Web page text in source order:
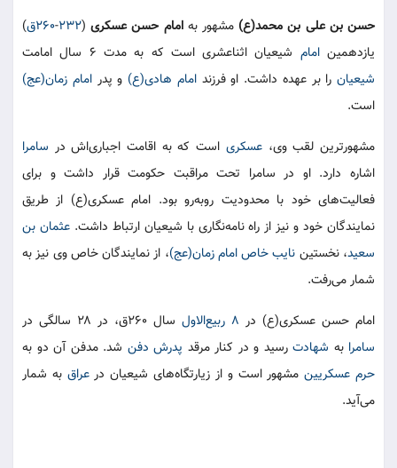
حسن بن علی بن محمد(ع) مشهور بهامام حسن عسکری(۲۳۲-۲۶۰ق )
یازدهمینامام شیعیان اثناعشری است که به مدت ۶ سال امامت
شیعیان را بر عهده داشت. او فرزندامام هادی(ع) و پدرامام زمان(عج)
است.
مشهورترین لقب وی،عسکری است که به اقامت اجباری‌اش در سامرا
اشاره دارد. او در سامرا تحت مراقبت حکومت قرار داشت و برای
فعالیت‌های خود با محدودیت روبه‌رو بود. امام عسکری(ع) از طریق
نمایندگان خود و نیز از راه نامه‌نگاری با شیعیان ارتباط داشت.عثمان بن
سعید، نخستین نایب خاص امام زمان(عج)، از نمایندگان خاص وی نیز به
شمار می‌رفت.
امام حسن عسکری(ع) در ۸ ربیع‌الاول
سال ۲۶۰ق، در ۲۸ سالگی در
سامرا به شهادت رسید و در کنار مرقد پدرش دفن شد. مدفن آن دو به
حرم عسکریینمشهور است و از زیارتگاه‌های شیعیان درعراق به شمار
می‌آید.